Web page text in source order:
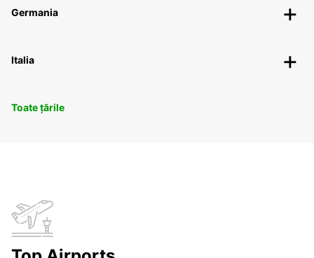
Germania
Italia
Toate țările